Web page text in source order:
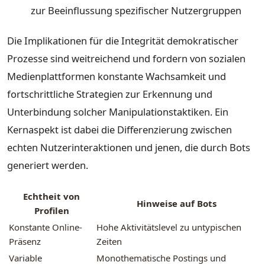
zur Beeinflussung spezifischer Nutzergruppen
Die Implikationen für die Integrität demokratischer
Prozesse sind weitreichend und fordern von sozialen
Medienplattformen konstante Wachsamkeit und
fortschrittliche Strategien zur Erkennung und
Unterbindung solcher Manipulationstaktiken. Ein
Kernaspekt ist dabei die Differenzierung zwischen
echten Nutzerinteraktionen und jenen, die durch Bots
generiert werden.
Echtheit von
Profilen
Hinweise auf Bots
Konstante Online-
Präsenz
Hohe Aktivitätslevel zu untypischen
Zeiten
Variable
Monothematische Postings und